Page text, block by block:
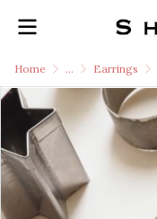
Home ... Earrings